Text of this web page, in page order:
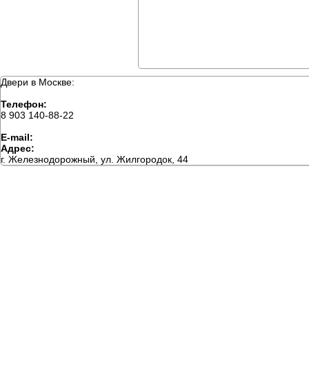
Двери в Москве:
Телефон:
8 903 140-88-22
E-mail:
Адрес:
г. Железнодорожный, ул. Жилгородок, 44